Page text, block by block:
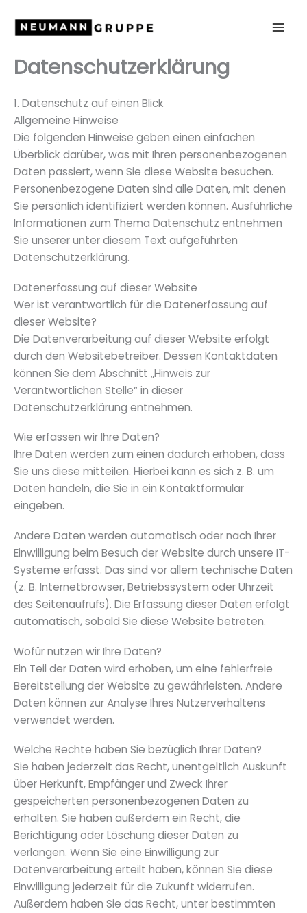
Inhalt
Datenschutzerklärung
1. Datenschutz auf einen Blick
Allgemeine Hinweise
Die folgenden Hinweise geben einen einfachen
Überblick darüber, was mit Ihren personenbezogenen
Daten passiert, wenn Sie diese Website besuchen.
Personenbezogene Daten sind alle Daten, mit denen
Sie persönlich identifiziert werden können. Ausführliche
Informationen zum Thema Datenschutz entnehmen
Sie unserer unter diesem Text aufgeführten
Datenschutzerklärung.
Datenerfassung auf dieser Website
Wer ist verantwortlich für die Datenerfassung auf
dieser Website?
Die Datenverarbeitung auf dieser Website erfolgt
durch den Websitebetreiber. Dessen Kontaktdaten
können Sie dem Abschnitt „Hinweis zur
Verantwortlichen Stelle“ in dieser
Datenschutzerklärung entnehmen.
Wie erfassen wir Ihre Daten?
Ihre Daten werden zum einen dadurch erhoben, dass
Sie uns diese mitteilen. Hierbei kann es sich z. B. um
Daten handeln, die Sie in ein Kontaktformular
eingeben.
Andere Daten werden automatisch oder nach Ihrer
Einwilligung beim Besuch der Website durch unsere IT-
Systeme erfasst. Das sind vor allem technische Daten
(z. B. Internetbrowser, Betriebssystem oder Uhrzeit
des Seitenaufrufs). Die Erfassung dieser Daten erfolgt
automatisch, sobald Sie diese Website betreten.
Wofür nutzen wir Ihre Daten?
Ein Teil der Daten wird erhoben, um eine fehlerfreie
Bereitstellung der Website zu gewährleisten. Andere
Daten können zur Analyse Ihres Nutzerverhaltens
verwendet werden.
Welche Rechte haben Sie bezüglich Ihrer Daten?
Sie haben jederzeit das Recht, unentgeltlich Auskunft
über Herkunft, Empfänger und Zweck Ihrer
gespeicherten personenbezogenen Daten zu
erhalten. Sie haben außerdem ein Recht, die
Berichtigung oder Löschung dieser Daten zu
verlangen. Wenn Sie eine Einwilligung zur
Datenverarbeitung erteilt haben, können Sie diese
Einwilligung jederzeit für die Zukunft widerrufen.
Außerdem haben Sie das Recht, unter bestimmten